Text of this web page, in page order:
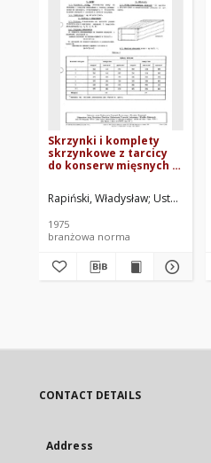
Skrzynki i komplety
skrzynkowe z tarcicy
do konserw mięsnych w
Rapiński, Władysław
1975
branżowa norma
CONTACT DETAILS
Address